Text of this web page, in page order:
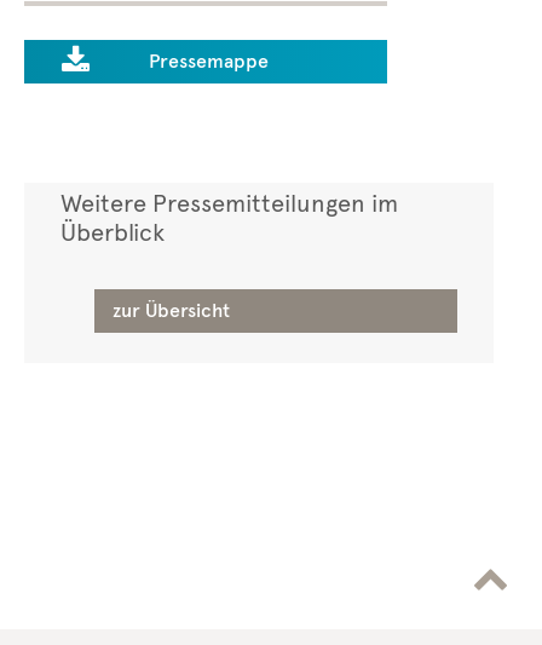
 Pressemappe
Weitere Pressemitteilungen im
Überblick
zur Übersicht
